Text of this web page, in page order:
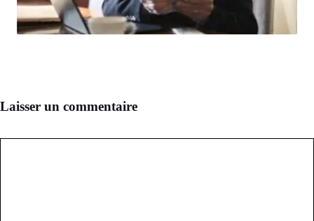
Laisser un commentaire